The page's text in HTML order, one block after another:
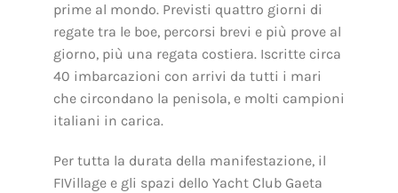
prime al mondo. Previsti quattro giorni di
regate tra le boe, percorsi brevi e più prove al
giorno, più una regata costiera. Iscritte circa
40 imbarcazioni con arrivi da tutti i mari
che circondano la penisola, e molti campioni
italiani in carica.
Per tutta la durata della manifestazione, il
FIVillage e gli spazi dello Yacht Club Gaeta